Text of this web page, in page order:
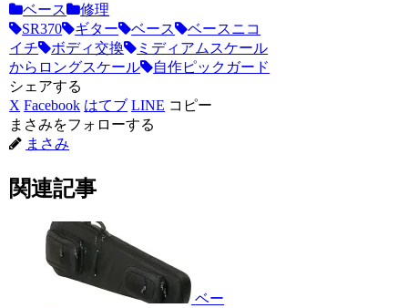
ベース
修理
SR370
ギター ベース
ベースニコ
イチ
ボディ交換
ミディアムスケール
からロングスケール
自作ピックガード
シェアする
X Facebook はてブ LINE コピー
まさみをフォローする
まさみ
関連記事
ベー